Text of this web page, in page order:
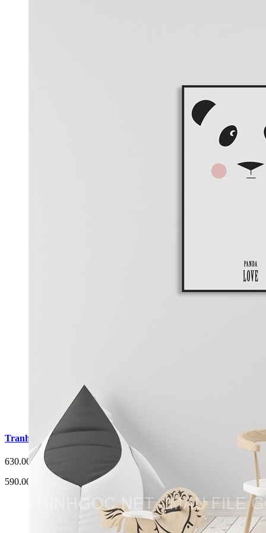
Tranh Trang Trí Phòng Cho Bé 3 bức G3
630.000 đ
590.000 đ